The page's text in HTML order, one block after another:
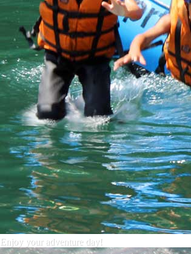
Enjoy your adventure day!